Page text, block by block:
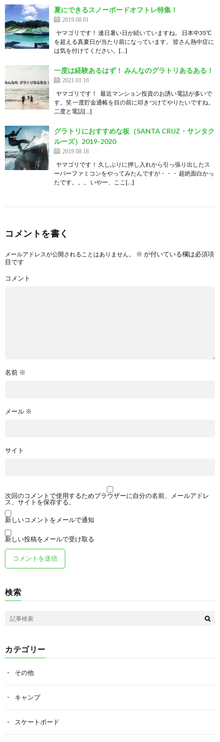
夏にできるスノーボードオフトレ特集！
2019.08.01
ヤマゴリです！ 連日暑い日が続いていますね。 日本中35℃
を超える真夏日が当たり前になっています。 皆さん熱中症に
は気を付けてください。[…]
一度は経験あるはず！ みんなのグラトリあるある！
2021.01.16
ヤマゴリです！ 最近マンション投資のお誘い電話が多いで
す。笑 一度貯金通帳を目の前に叩きつけてやりたいですね。
二度と電話[…]
グラトリにおすすめな板（SANTA CRUZ・サンタク
ルーズ）2019-2020
2019.08.18
ヤマゴリです！ 久しぶりに押し入れから引っ張り出したス
ーパーファミコンをやってみたんですが・・・ 超絶面白かっ
たです。。。 いやー、ここ[…]
コメントを書く
メールアドレスが公開されることはありません。 ※ が付いている欄は必須項
目です
コメント
名前 ※
メール ※
サイト
次回のコメントで使用するためブラウザーに自分の名前、メールアドレ
ス、サイトを保存する。
新しいコメントをメールで通知
新しい投稿をメールで受け取る
検索
カテゴリー
その他
キャンプ
スケートボード